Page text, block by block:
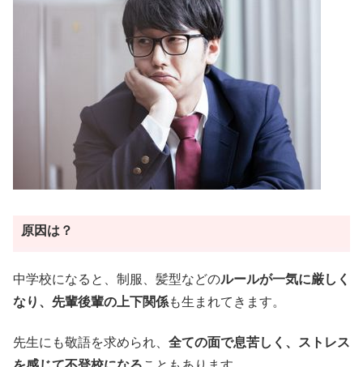
原因は？
中学校になると、制服、髪型などのルールが一気に厳しく
なり、先輩後輩の上下関係も生まれてきます。
先生にも敬語を求められ、 全ての面で息苦しく、ストレス